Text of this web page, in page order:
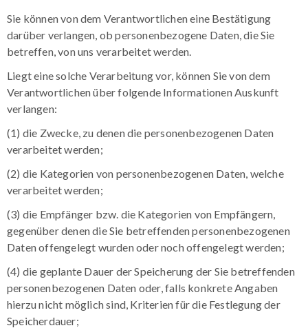
Sie können von dem Verantwortlichen eine Bestätigung
darüber verlangen, ob personenbezogene Daten, die Sie
betreffen, von uns verarbeitet werden.
Liegt eine solche Verarbeitung vor, können Sie von dem
Verantwortlichen über folgende Informationen Auskunft
verlangen:
(1) die Zwecke, zu denen die personenbezogenen Daten
verarbeitet werden;
(2) die Kategorien von personenbezogenen Daten, welche
verarbeitet werden;
(3) die Empfänger bzw. die Kategorien von Empfängern,
gegenüber denen die Sie betreffenden personenbezogenen
Daten offengelegt wurden oder noch offengelegt werden;
(4) die geplante Dauer der Speicherung der Sie betreffenden
personenbezogenen Daten oder, falls konkrete Angaben
hierzu nicht möglich sind, Kriterien für die Festlegung der
Speicherdauer;